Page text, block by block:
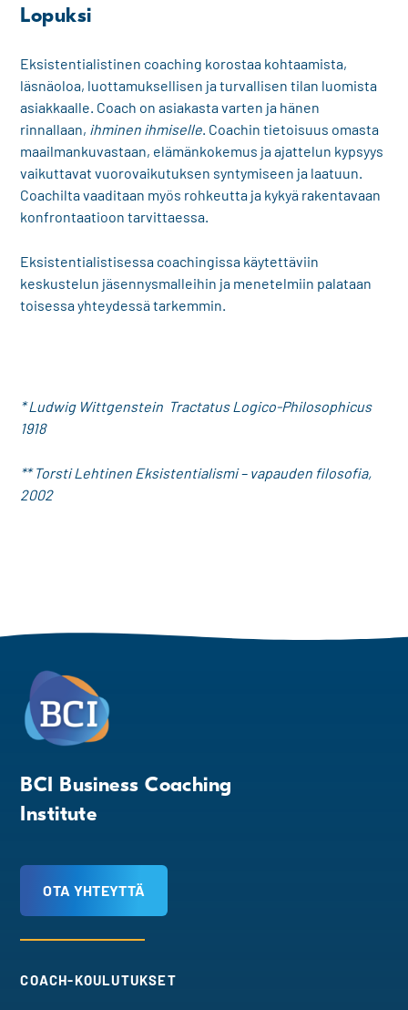
Lopuksi
Eksistentialistinen coaching korostaa kohtaamista,
läsnäoloa, luottamuksellisen ja turvallisen tilan luomista
asiakkaalle. Coach on asiakasta varten ja hänen
rinnallaan, ihminen ihmiselle . Coachin tietoisuus omasta
maailmankuvastaan, elämänkokemus ja ajattelun kypsyys
vaikuttavat vuorovaikutuksen syntymiseen ja laatuun.
Coachilta vaaditaan myös rohkeutta ja kykyä rakentavaan
konfrontaatioon tarvittaessa.
Eksistentialistisessa coachingissa käytettäviin
keskustelun jäsennysmalleihin ja menetelmiin palataan
toisessa yhteydessä tarkemmin.
* Ludwig Wittgenstein Tractatus Logico-Philosophicus
1918
** Torsti Lehtinen Eksistentialismi – vapauden filosofia,
2002
BCI Business Coaching
Institute
OTA YHTEYTTÄ
COACH-KOULUTUKSET